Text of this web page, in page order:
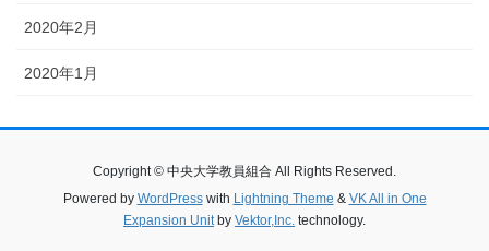
2020年2月
2020年1月
Copyright © 中央大学教員組合 All Rights Reserved.
Powered by WordPresswith Lightning Theme & VK All in One
Expansion Unitby Vektor,Inc. technology.